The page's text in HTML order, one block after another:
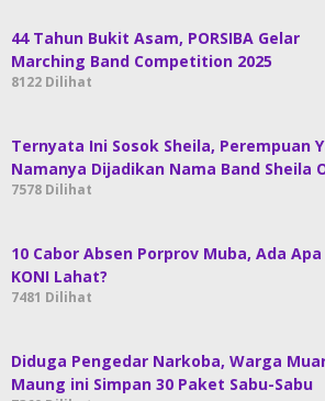
44 Tahun Bukit Asam, PORSIBA Gelar
Marching Band Competition 2025
8122 Dilihat
Ternyata Ini Sosok Sheila, Perempuan
Namanya Dijadikan Nama Band Sheila
7578 Dilihat
10 Cabor Absen Porprov Muba, Ada Apa
KONI Lahat?
7481 Dilihat
Diduga Pengedar Narkoba, Warga
Maung ini Simpan 30 Paket Sabu-Sabu